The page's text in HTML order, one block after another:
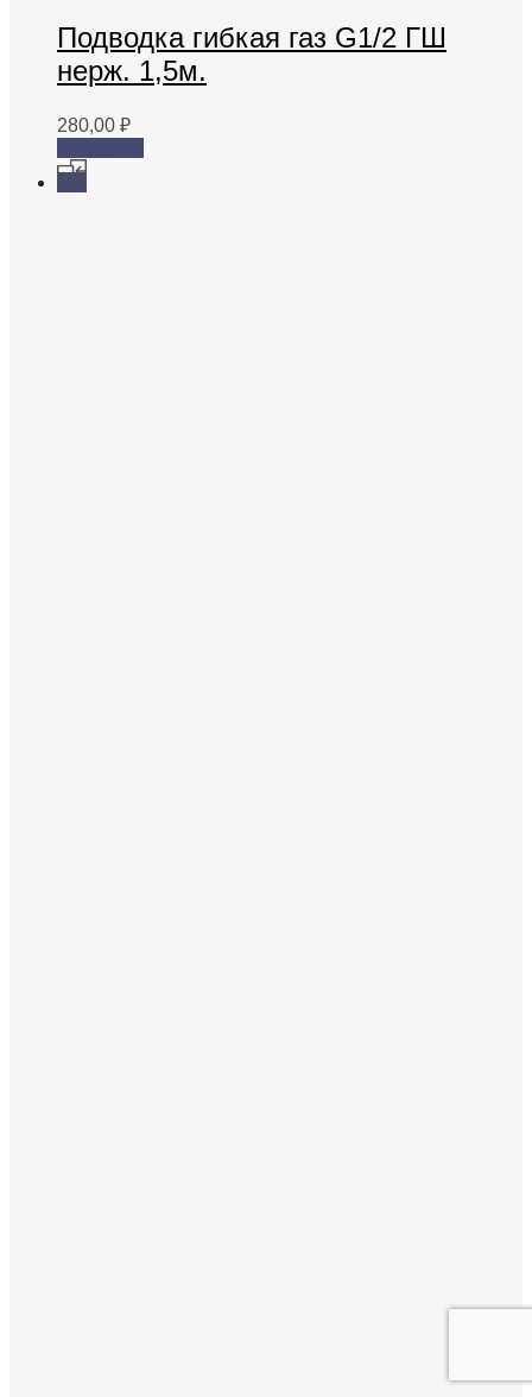
Подводка гибкая газ G1/2 ГШ
нерж. 1,5м.
280,00 ₽